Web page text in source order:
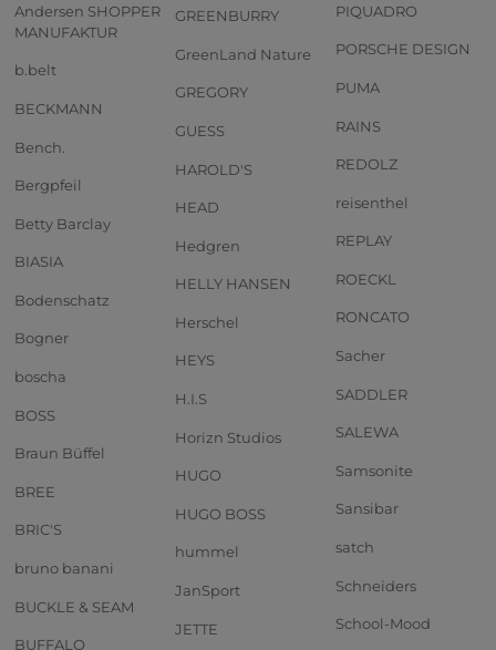
Andersen SHOPPER
MANUFAKTUR
b.belt
BECKMANN
Bench.
Bergpfeil
Betty Barclay
BIASIA
Bodenschatz
Bogner
boscha
BOSS
Braun Büffel
BREE
BRIC'S
bruno banani
BUCKLE & SEAM
BUFFALO
GREENBURRY
GreenLand Nature
GREGORY
GUESS
HAROLD'S
HEAD
Hedgren
HELLY HANSEN
Herschel
HEYS
H.I.S
Horizn Studios
HUGO
HUGO BOSS
hummel
JanSport
JETTE
PIQUADRO
PORSCHE DESIGN
PUMA
RAINS
REDOLZ
reisenthel
REPLAY
ROECKL
RONCATO
Sacher
SADDLER
SALEWA
Samsonite
Sansibar
satch
Schneiders
School-Mood